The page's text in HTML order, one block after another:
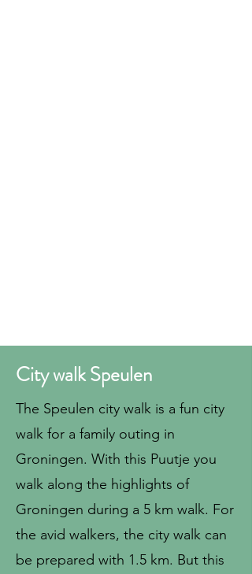
City walk Speulen
The Speulen city walk is a fun city
walk for a family outing in
Groningen. With this Puutje you
walk along the highlights of
Groningen during a 5 km walk. For
the avid walkers, the city walk can
be prepared with 1.5 km. But this